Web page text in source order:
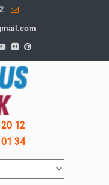
12
34